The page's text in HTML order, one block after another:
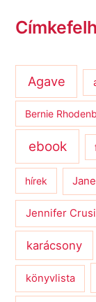
Agave
Bernie
ebook
hírek
Jennifer
karácsony
könyvlista